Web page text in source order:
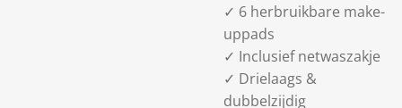
✓ 6 herbruikbare make-
uppads
✓ Inclusief netwaszakje
✓ Drielaags &
dubbelzijdig